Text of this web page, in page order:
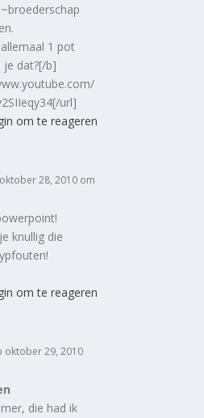
1 pot
je dat?[/b]
url]
om te reageren
28, 2010 om
knullig die
om te reageren
oktober 29, 2010
die had ik